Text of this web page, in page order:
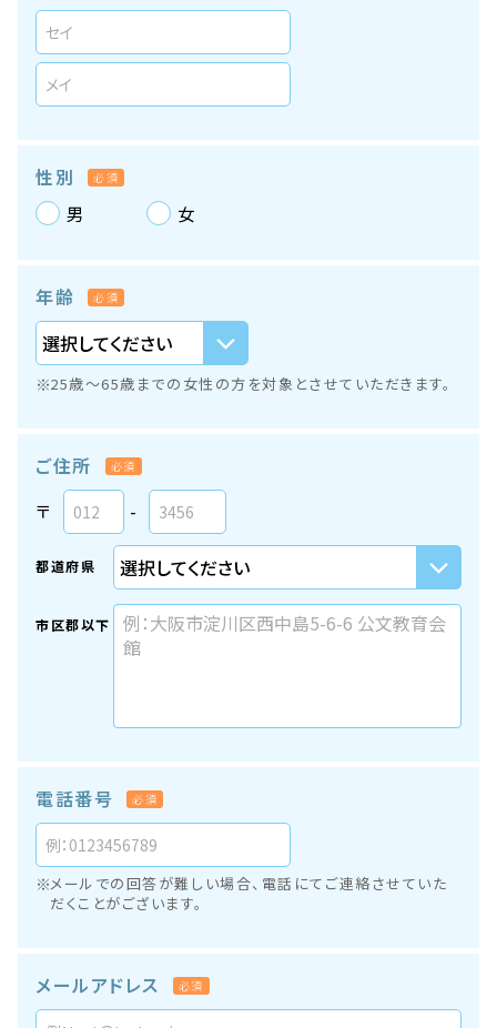
性別 必須
男 女
年齢 必須
25歳～65歳までの女性の方を対象とさせていただきます。
ご住所 必須
〒 -
都道府県
市区郡以下
電話番号 必須
メールでの回答が難しい場合、電話にてご連絡させていた
だくことがございます。
メールアドレス 必須